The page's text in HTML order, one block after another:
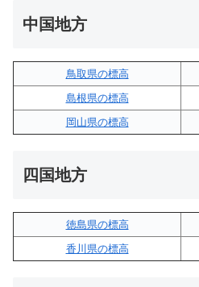
中国地方
鳥取県の標高
島根県の標高
岡山県の標高
四国地方
徳島県の標高
香川県の標高